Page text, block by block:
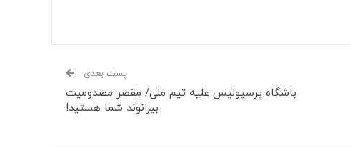
پست بعدی
باشگاه پرسپولیس علیه تیم ملی/ مقصر مصدومیت
بیرانوند شما هستید!